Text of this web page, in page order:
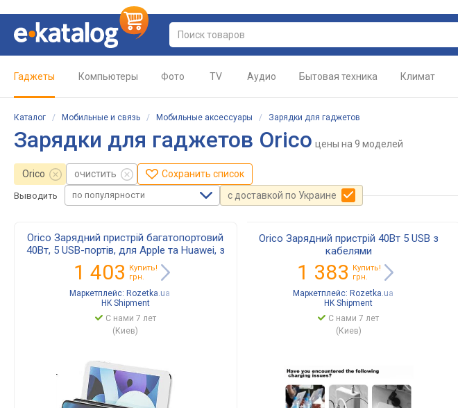
Гаджеты Компьютеры Фото TV Аудио Бытовая техника Климат
Каталог / Мобильные и связь / Мобильные аксессуары / Зарядки для гаджетов
Зарядки для гаджетов Orico цены на 9 моделей
Orico очистить Сохранить список
Выводить по популярности с доставкой по Украине
Orico Зарядний пристрій багатопортовий
40Вт, 5 USB-портів, для Apple та Huawei, з
5 кабелями, білий
1 403
Купить!
грн.
Маркетплейс: Rozetka.ua
HK Shipment
С нами 7 лет
(Киев)
Orico Зарядний пристрій 40Вт 5 USB з
кабелями
1 383
Купить!
грн.
Маркетплейс: Rozetka.ua
HK Shipment
С нами 7 лет
(Киев)